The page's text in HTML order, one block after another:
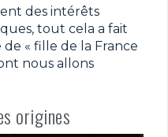
des intérêts
tout cela a fait
« fille de la France
nous allons
origines